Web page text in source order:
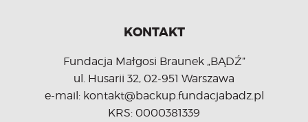
KONTAKT
Fundacja Małgosi Braunek „BĄDŹ”
ul. Husarii 32, 02-951 Warszawa
e-mail: kontakt@backup.fundacjabadz.pl
KRS: 0000381339